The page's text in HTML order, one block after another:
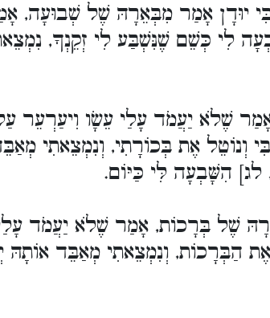
יוּדָן אָמַר מִבְּאֵרָהּ שֶׁל שְׁבוּעָה,
לִי כְּשֵׁם שֶׁנִּשְׁבַּע לִי זְקֵנְךָ,
שֶׁלֹא יַעֲמֹד עָלַי עֵשָׂו וִיעַרְעֵר
וְנוֹטֵל אֶת בְּכוֹרָתִי, וְנִמְצֵאתִי
הִשָּׁבְעָה לִּי כַּיּוֹם.
שֶׁל בְּרָכוֹת, אָמַר שֶׁלֹא יַעֲמֹד
הַבְּרָכוֹת, וְנִמְצֵאתִי מְאַבֵּד אוֹתָהּ